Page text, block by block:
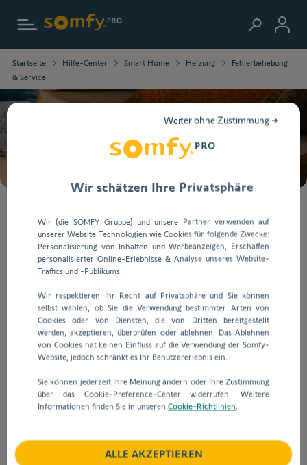
ausgewählten
Informationen
wurden
Inhalt
navigieren.
Startseite Hilfe-Center Smart Home Heizung
Fehlerbehebung
& Service
Suche
Eingabe
Werten
Suchleiste
werden
automatisch
Vorschläge
erleichtern.
Fehlerbehebung & Service
Fehlerbehebung & Service
Die Verbindung zwischen TaHoma und
meinem Heizkörper Thermostat io schlägt fehl.
meiner TaHoma® und meinem Somfy
Heizkörper Thermostat io.
Wir schätzen Ihre Privatsphäre
Wir (die SOMFY Gruppe) und unsere Partner verwenden auf
unserer Website Technologien wie Cookies für folgende Zwecke:
Personalisierung von Inhalten und Werbeanzeigen, Erschaffen
personalisierter Online-Erlebnisse & Analyse unseres Website-
Traffics und -Publikums.
Wir respektieren Ihr Recht auf Privatsphäre und Sie können
selbst wählen, ob Sie die Verwendung bestimmter Arten von
Cookies oder von Diensten, die von Dritten bereitgestellt
werden, akzeptieren, überprüfen oder ablehnen. Das Ablehnen
von Cookies hat keinen Einfluss auf die Verwendung der Somfy-
Website, jedoch schränkt es Ihr Benutzererlebnis ein.
Sie können jederzeit Ihre Meinung ändern oder Ihre Zustimmung
über das Cookie-Preference-Center widerrufen. Weitere
Informationen finden Sie in unseren Cookie-Richtlinien
Weiter ohne Zustimmung →
ALLE AKZEPTIEREN